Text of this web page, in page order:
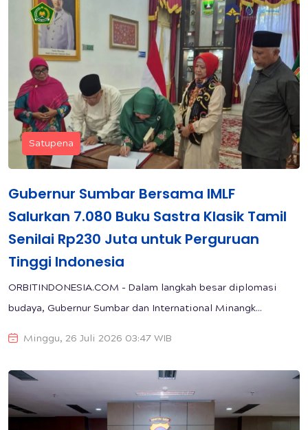
Satupena
Gubernur Sumbar Bersama IMLF
Salurkan 7.080 Buku Sastra Klasik Tamil
Senilai Rp230 Juta untuk Perguruan
Tinggi Indonesia
ORBITINDONESIA.COM - Dalam langkah besar diplomasi
budaya, Gubernur Sumbar dan International Minangk...
Minggu, 26 Juli 2026 03:47 WIB